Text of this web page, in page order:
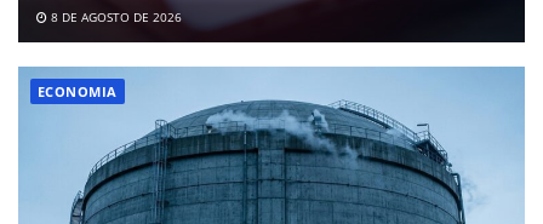
8 DE AGOSTO DE 2026
ECONOMIA